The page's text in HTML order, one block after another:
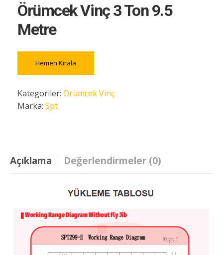
Örümcek Vinç 3 Ton 9.5
Metre
Hemen Kirala
Kategoriler: Örümcek Vinç
Marka: Spt
Açıklama Değerlendirmeler (0)